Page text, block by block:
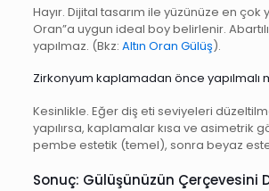
Hayır. Dijital tasarım ile yüzünüze en çok
Oran”a uygun ideal boy belirlenir.
yapılmaz. (Bkz: Altın Oran Gülüş).
Zirkonyum kaplamadan önce yapılmalı
Kesinlikle. Eğer diş eti seviyeleri
yapılırsa, kaplamalar kısa ve asimetrik
pembe estetik (temel), sonra beyaz
Sonuç: Gülüşünüzün Çerçevesini